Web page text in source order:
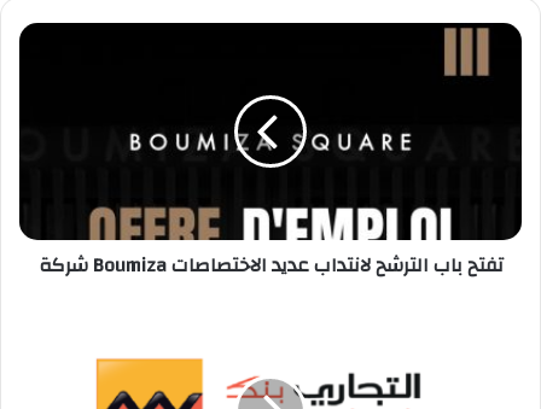
شركة
الاختصاصات
شركة Boumiza تفتح باب الترشح لانتداب عديد الاختصاصات